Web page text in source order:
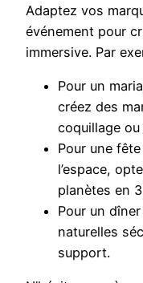
Adaptez vos
événement pour
immersive. Par
Pour un
créez des
coquillage ou
Pour une
l’espace,
planètes en
Pour un
naturelles
support.